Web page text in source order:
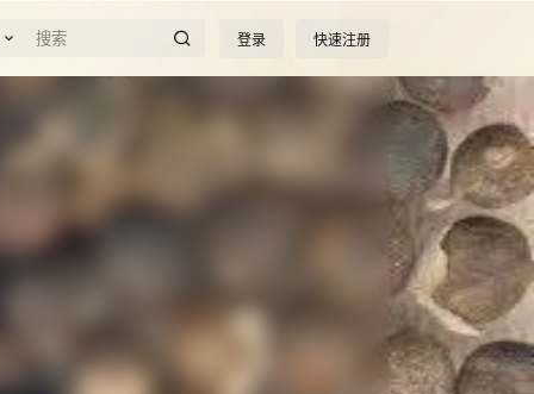
登录 快速注册